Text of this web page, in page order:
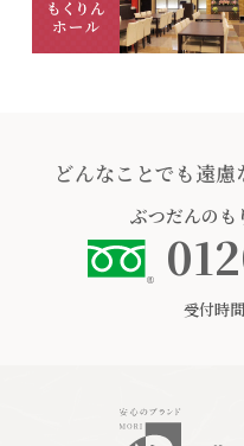
どんなことでも遠
ぶつだんのも
受付時